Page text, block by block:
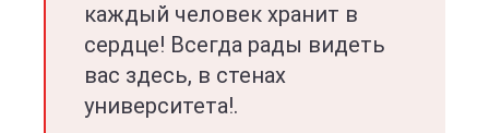
каждый человек хранит в
сердце! Всегда рады видеть
вас здесь, в стенах
университета!.